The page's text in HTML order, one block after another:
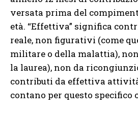
versata prima del
età. “Effettiva” significa
reale, non figurativi (come
militare o della malattia),
la laurea), non da
contributi da effettiva
contano per questo specifico